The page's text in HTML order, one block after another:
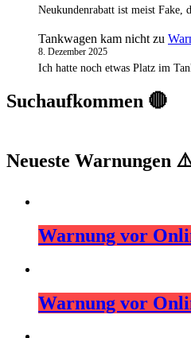
Neukundenrabatt ist meist Fake,
Tankwagen kam nicht zu
8. Dezember 2025
Ich hatte noch etwas Platz im
Suchaufkommen 🔴
Neueste Warnungen
Warnung vor
Warnung vor